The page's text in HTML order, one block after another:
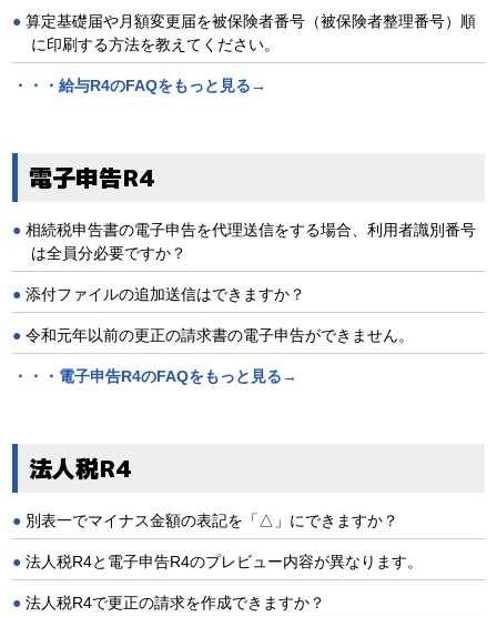
算定基礎届や月額変更届を被保険者番号（被保険者整理番号）順
に印刷する方法を教えてください。
・・・給与R4のFAQをもっと見る→
電子申告R4
相続税申告書の電子申告を代理送信をする場合、利用者識別番号
は全員分必要ですか？
添付ファイルの追加送信はできますか？
令和元年以前の更正の請求書の電子申告ができません。
・・・電子申告R4のFAQをもっと見る→
法人税R4
別表一でマイナス金額の表記を「△」にできますか？
法人税R4と電子申告R4のプレビュー内容が異なります。
法人税R4で更正の請求を作成できますか？